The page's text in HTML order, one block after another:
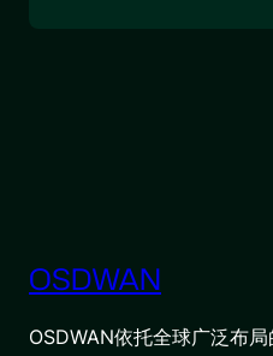
OSDWAN
OSDWAN依托全球广泛布